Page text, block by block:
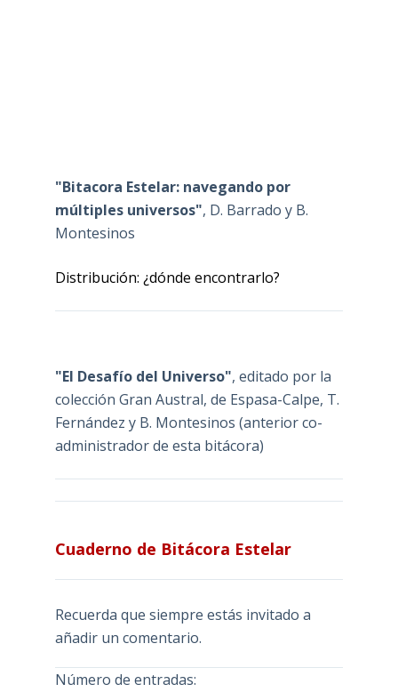
"Bitacora Estelar: navegando por
múltiples universos", D. Barrado y B.
Montesinos
Distribución: ¿dónde encontrarlo?
"El Desafío del Universo", editado por la
colección Gran Austral, de Espasa-Calpe, T.
Fernández y B. Montesinos (anterior co-
administrador de esta bitácora)
Cuaderno de Bitácora Estelar
Recuerda que siempre estás invitado a
añadir un comentario.
Número de entradas: